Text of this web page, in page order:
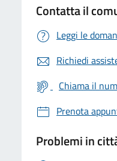
Contatta il
Leggi le
Richiedi
Chiama il
Prenota
Problemi in